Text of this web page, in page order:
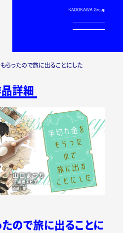
らったので旅に出ることにした
詳細
ので旅に出ることに